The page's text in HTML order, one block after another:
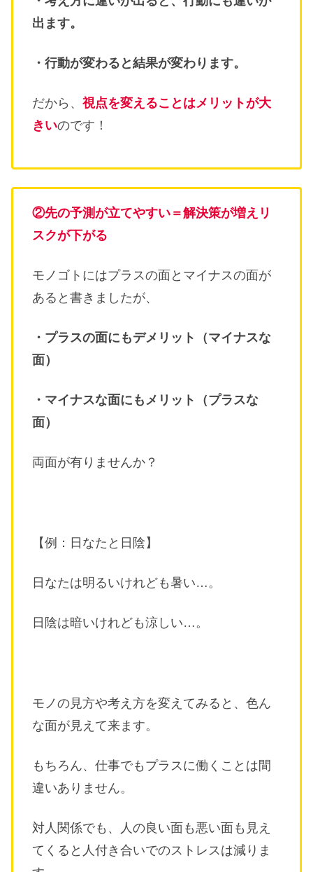
出ます。
・行動が変わると結果が変わります。
だから、 視点を変えることはメリットが大
きいのです！
②先の予測が立てやすい＝解決策が増えリ
スクが下がる
モノゴトにはプラスの面とマイナスの面が
あると書きましたが、
・プラスの面にもデメリット（マイナスな
面）
・マイナスな面にもメリット（プラスな
面）
両面が有りませんか？
【例：日なたと日陰】
日なたは明るいけれども暑い…。
日陰は暗いけれども涼しい…。
モノの見方や考え方を変えてみると、色ん
な面が見えて来ます。
もちろん、仕事でもプラスに働くことは間
違いありません。
対人関係でも、人の良い面も悪い面も見え
てくると人付き合いでのストレスは減りま